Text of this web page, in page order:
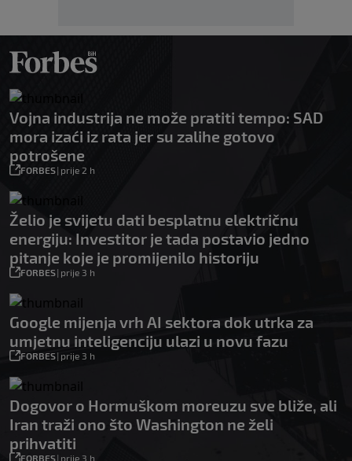
Vojna industrija ne može pratiti tempo: SAD
mora izaći iz rata jer su zalihe gotovo
potrošene
FORBES| prije 2 h
Želio je svijetu dati besplatnu električnu
energiju: Investitor je tada postavio jedno
pitanje koje je promijenilo historiju
FORBES| prije 3 h
Google mijenja vrh AI sektora dok utrka za
umjetnu inteligenciju ulazi u novu fazu
FORBES| prije 3 h
Dogovor o Hormuškom moreuzu sve bliže, ali
Iran traži ono što Washington ne želi
prihvatiti
FORBES| prije 3 h